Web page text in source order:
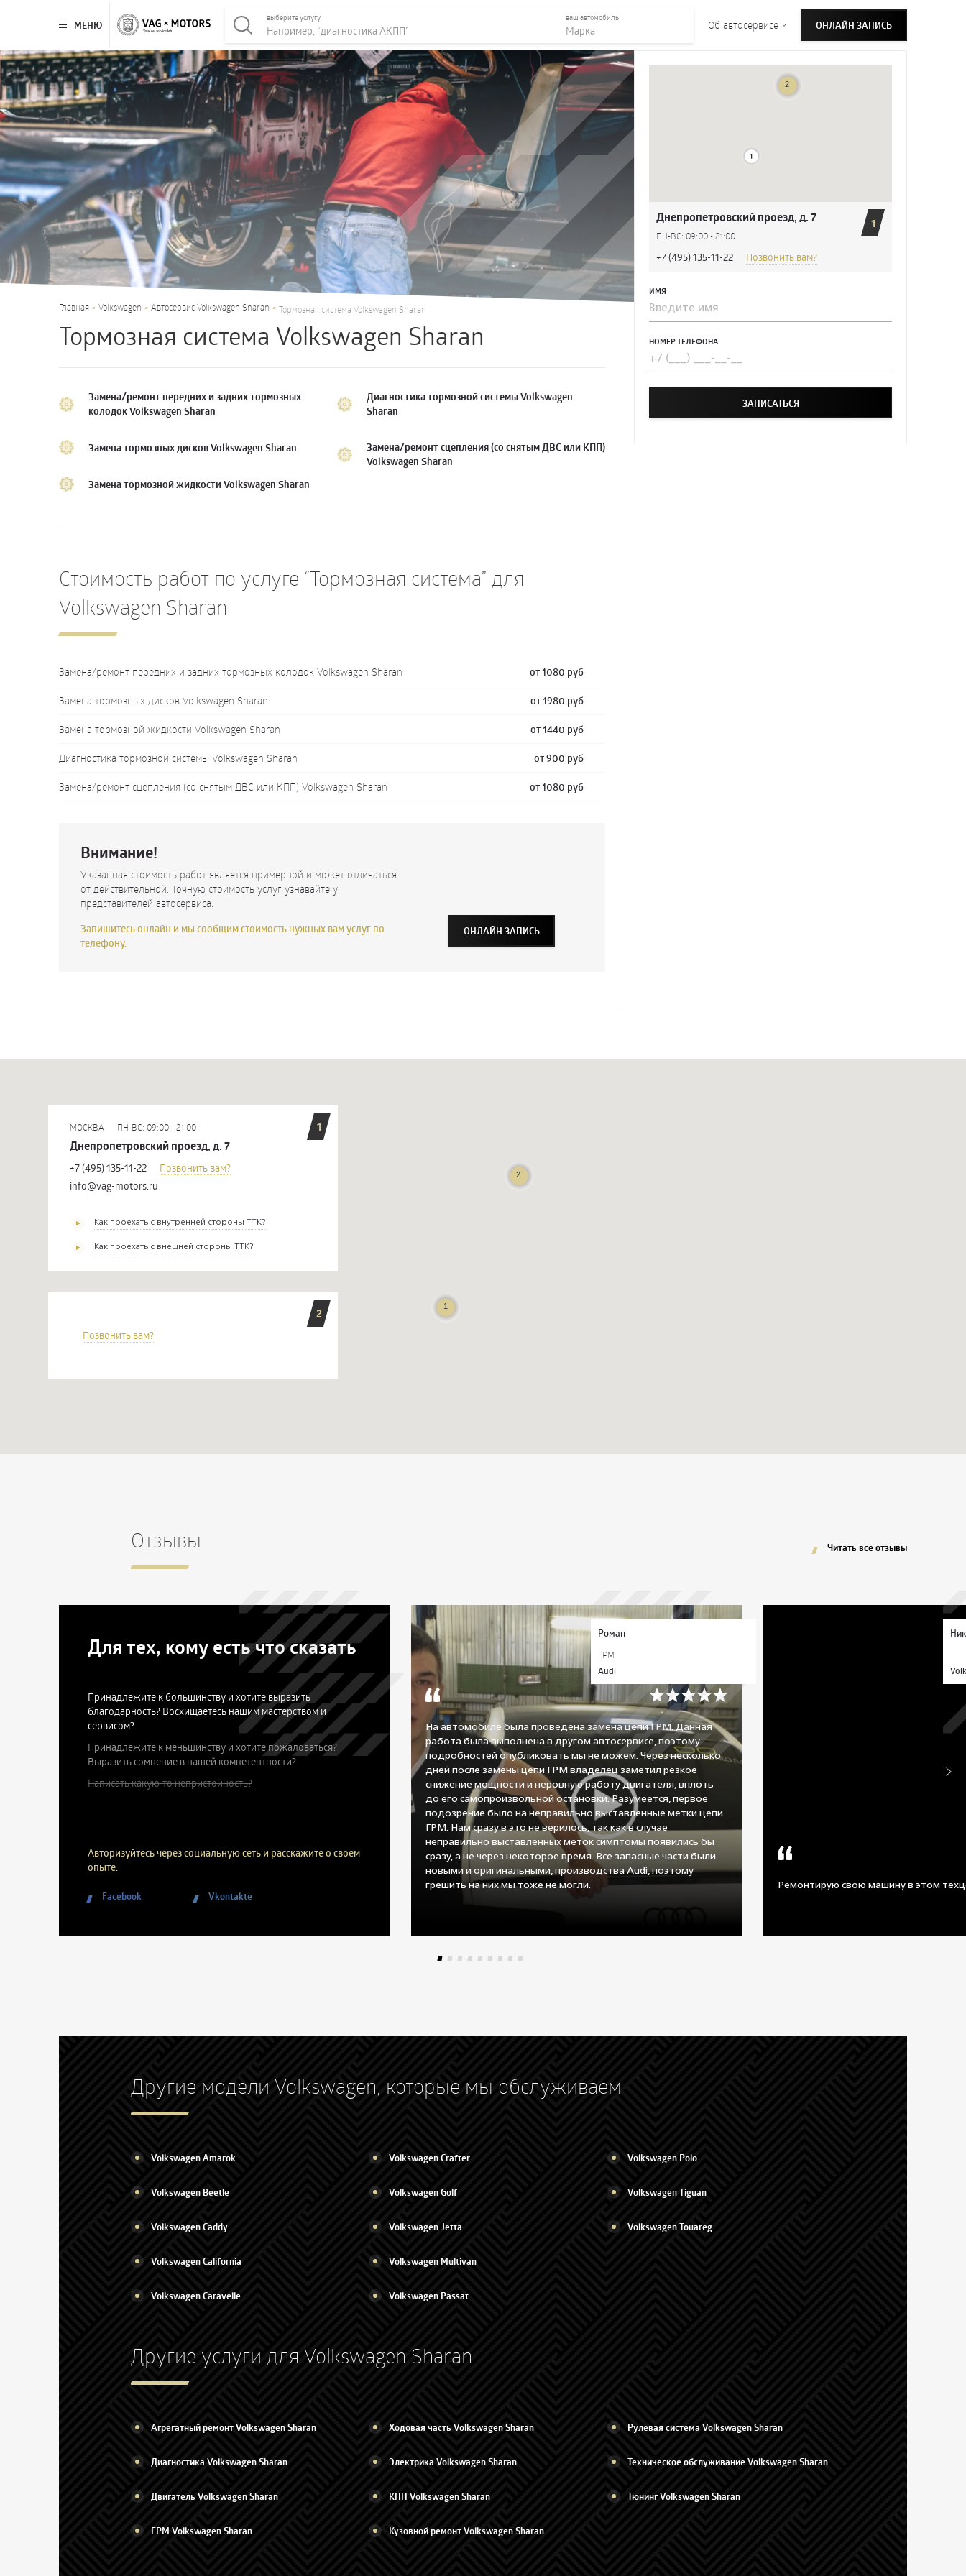
МЕНЮ
выберите услугу ваш автомобиль
Об автосервисе ОНЛАЙН ЗАПИСЬ
1
Днепропетровский проезд, д. 7
ПН-ВС: 09:00 - 21:00
+7 (495) 135-11-22 Позвонить вам?
ИМЯ
НОМЕР ТЕЛЕФОНА
ЗАПИСАТЬСЯ
Главная Volkswagen Автосервис Volkswagen Sharan Тормозная система Volkswagen Sharan
Тормозная система Volkswagen Sharan
Замена/ремонт передних и задних тормозных
колодок Volkswagen Sharan
Замена тормозных дисков Volkswagen Sharan
Замена тормозной жидкости Volkswagen Sharan
Диагностика тормозной системы Volkswagen
Sharan
Замена/ремонт сцепления (со снятым ДВС или КПП)
Volkswagen Sharan
Стоимость работ по услуге “Тормозная система” для
Volkswagen Sharan
Замена/ремонт передних и задних тормозных колодок Volkswagen Sharan от 1080 руб
Замена тормозных дисков Volkswagen Sharan от 1980 руб
Замена тормозной жидкости Volkswagen Sharan от 1440 руб
Диагностика тормозной системы Volkswagen Sharan от 900 руб
Замена/ремонт сцепления (со снятым ДВС или КПП) Volkswagen Sharan от 1080 руб
Внимание!
Указанная стоимость работ является примерной и может отличаться
от действительной. Точную стоимость услуг узнавайте у
представителей автосервиса.
Запишитесь онлайн и мы сообщим стоимость нужных вам услуг по
телефону.
ОНЛАЙН ЗАПИСЬ
1
МОСКВА ПН-ВС: 09:00 - 21:00
Днепропетровский проезд, д. 7
+7 (495) 135-11-22
Позвонить вам?
info@vag-motors.ru
Как проехать с внутренней стороны ТТК?
Как проехать с внешней стороны ТТК?
2
Позвонить вам?
Отзывы Читать все отзывы
Для тех, кому есть что сказать
Принадлежите к большинству и хотите выразить
благодарность? Восхищаетесь нашим мастерством и
сервисом?
Принадлежите к меньшинству и хотите пожаловаться?
Выразить сомнение в нашей компетентности?
Написать какую-то непристойность?
Авторизуйтесь через социальную сеть и расскажите о своем
опыте.
Facebook Vkontakte
Роман
ГРМ
Audi
На автомобиле была проведена замена цепи ГРМ. Данная
работа была выполнена в другом автосервисе, поэтому
подробностей опубликовать мы не можем. Через несколько
дней после замены цепи ГРМ владелец заметил резкое
снижение мощности и неровную работу двигателя, вплоть
до его самопроизвольной остановки. Разумеется, первое
подозрение было на неправильно выставленные метки цепи
ГРМ. Нам сразу в это не верилось, так как в случае
неправильно выставленных меток симптомы появились бы
сразу, а не через некоторое время. Все запасные части были
новыми и оригинальными, производства Audi, поэтому
грешить на них мы тоже не могли.
Ремонтирую свою машину в этом
Другие модели Volkswagen, которые мы обслуживаем
Volkswagen Amarok
Volkswagen Beetle
Volkswagen Caddy
Volkswagen California
Volkswagen Caravelle
Volkswagen Crafter
Volkswagen Golf
Volkswagen Jetta
Volkswagen Multivan
Volkswagen Passat
Volkswagen Polo
Volkswagen Tiguan
Volkswagen Touareg
Другие услуги для Volkswagen Sharan
Агрегатный ремонт Volkswagen Sharan
Диагностика Volkswagen Sharan
Двигатель Volkswagen Sharan
ГРМ Volkswagen Sharan
Ходовая часть Volkswagen Sharan
Электрика Volkswagen Sharan
КПП Volkswagen Sharan
Кузовной ремонт Volkswagen Sharan
Рулевая система Volkswagen Sharan
Техническое обслуживание Volkswagen Sharan
Тюнинг Volkswagen Sharan